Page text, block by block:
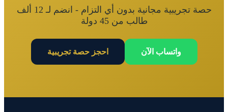
حصة تجريبية مجانية بدون أي التزام - انضم لـ 12 ألف
طالب من 45 دولة
واتساب الآن احجز حصة تجريبية